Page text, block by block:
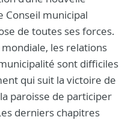
Conseil municipal
de toutes ses forces.
mondiale, les relations
sont difficiles
qui suit la victoire de
paroisse de participer
derniers chapitres